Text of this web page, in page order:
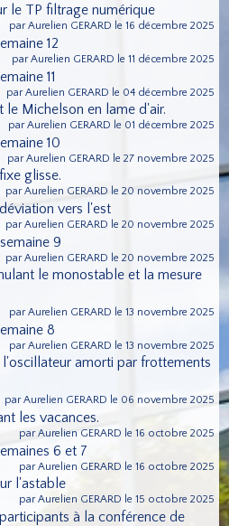
le TP filtrage numérique
par Aurelien GERARD le 16 décembre 2025
12
par Aurelien GERARD le 11 décembre 2025
11
par Aurelien GERARD le 04 décembre 2025
le Michelson en lame d'air.
par Aurelien GERARD le 01 décembre 2025
10
par Aurelien GERARD le 27 novembre 2025
glisse.
par Aurelien GERARD le 20 novembre 2025
vers l'est
par Aurelien GERARD le 20 novembre 2025
9
par Aurelien GERARD le 20 novembre 2025
le monostable et la mesure
par Aurelien GERARD le 13 novembre 2025
8
par Aurelien GERARD le 13 novembre 2025
amorti par frottements
par Aurelien GERARD le 06 novembre 2025
les vacances.
par Aurelien GERARD le 16 octobre 2025
6 et 7
par Aurelien GERARD le 16 octobre 2025
l'astable
par Aurelien GERARD le 15 octobre 2025
à la conférence de